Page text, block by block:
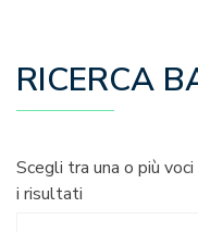
RICERCA
Scegli tra una o più
i risultati